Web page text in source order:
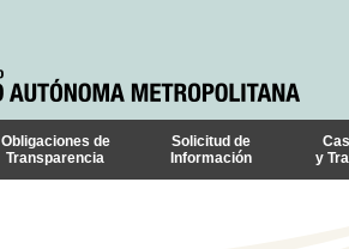
Obligaciones de
Transparencia
Solicitud de
Información
y